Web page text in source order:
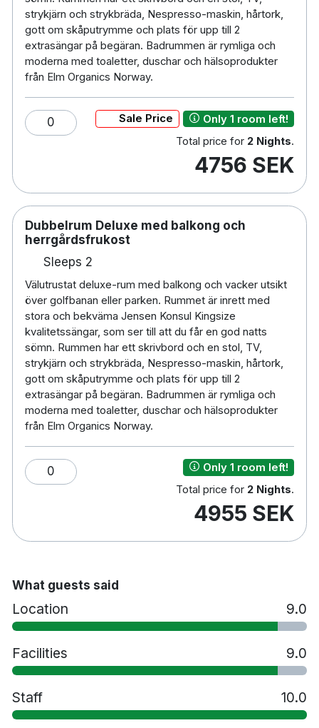
strykjärn och strykbräda, Nespresso-maskin, hårtork,
gott om skåputrymme och plats för upp till 2
extrasängar på begäran. Badrummen är rymliga och
moderna med toaletter, duschar och hälsoprodukter
från Elm Organics Norway.
0 Sale Price
Only 1 room left!
Total price for 2 Nights.
4756 SEK
Dubbelrum Deluxe med balkong och
herrgårdsfrukost
Sleeps 2
Välutrustat deluxe-rum med balkong och vacker utsikt
över golfbanan eller parken. Rummet är inrett med
stora och bekväma Jensen Konsul Kingsize
kvalitetssängar, som ser till att du får en god natts
sömn. Rummen har ett skrivbord och en stol, TV,
strykjärn och strykbräda, Nespresso-maskin, hårtork,
gott om skåputrymme och plats för upp till 2
extrasängar på begäran. Badrummen är rymliga och
moderna med toaletter, duschar och hälsoprodukter
från Elm Organics Norway.
0
Only 1 room left!
Total price for 2 Nights.
4955 SEK
What guests said
Location 9.0
Facilities 9.0
Staff 10.0